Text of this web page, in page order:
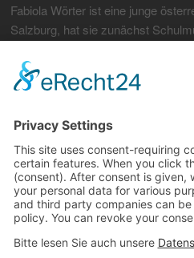
Fabiola Wörter ist eine junge
Salzburg, hat sie zunächst
Prof. Gerd Baumann. Sie
als Singer-Songwriterin tätig. Ihre
Soundaufnahmen und
Emmanuelle Rizzo
Produktion und Presse
Emmanuelle Rizzo is a
worked with different